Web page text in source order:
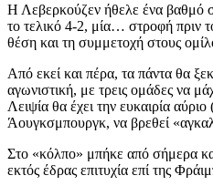
Η Λεβερκούζεν ήθελε ένα βαθμό
το τελικό 4-2, μία… στροφή πριν
θέση και τη συμμετοχή στους
Από εκεί και πέρα, τα πάντα θα
αγωνιστική, με τρεις ομάδες να
Λειψία θα έχει την ευκαιρία
Άουγκσμπουργκ, να βρεθεί
Στο «κόλπο» μπήκε από σήμερα
εκτός έδρας επιτυχία επί της